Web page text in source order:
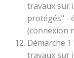
travaux sur
protégés" -
(connexion
Démarche
travaux sur